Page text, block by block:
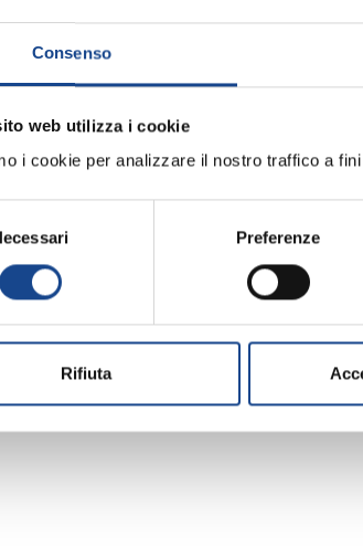
Consenso
web utilizza i cookie
i cookie per analizzare il nostro traffico a
Preferenze
Rifiuta
professionale riservato
data ed il luogo di nascita dei
in rete tramite l'inserimento delle
divieto, il Garante ha prescritto alla
del Codice privacy e delle Linee
particolare il divieto di diffusione dei
separato provvedimento, gli